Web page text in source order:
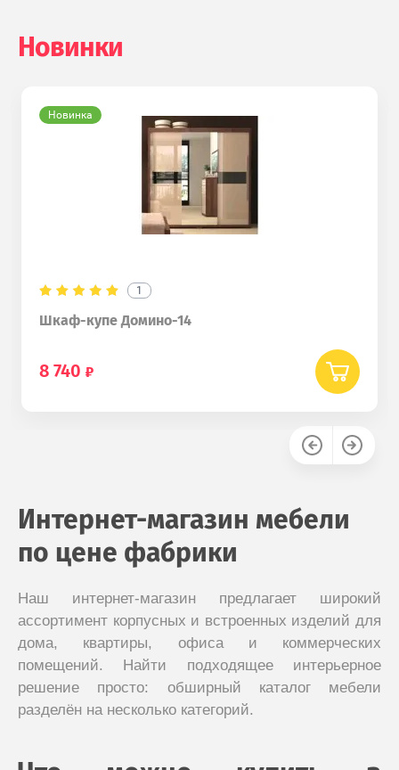
Новинки
Новинка
1
Шкаф-купе Домино-14
8 740
Интернет-магазин мебели
по цене фабрики
Наш интернет-магазин предлагает широкий
ассортимент корпусных и встроенных изделий для
дома, квартиры, офиса и коммерческих
помещений. Найти подходящее интерьерное
решение просто: обширный каталог мебели
разделён на несколько категорий.